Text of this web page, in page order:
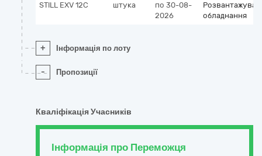
STILL EXV 12C
штука
по 30-08-
2026
обладнання
+ Інформація по лоту
- Пропозиції
Кваліфікація Учасників
Інформація про Переможця